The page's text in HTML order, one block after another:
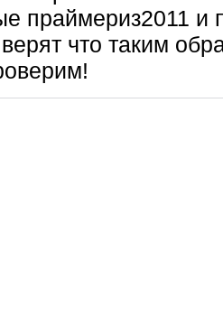
праймериз2011 и
что таким